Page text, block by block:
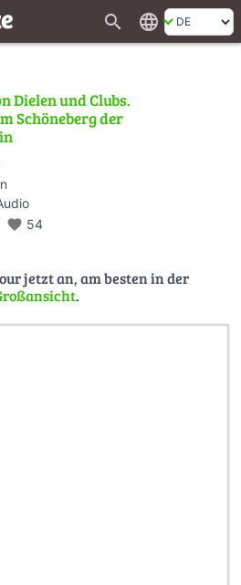
search language
Dielen und Clubs.
Schöneberg der
favorite 54
jetzt an, am besten in der
.